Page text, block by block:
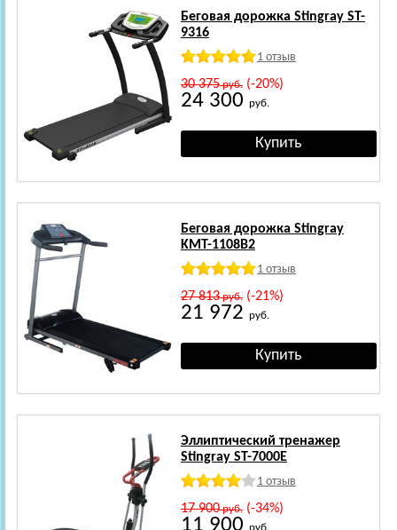
Беговая дорожка Stingray ST-
9316
1 отзыв
30 375руб.(-20%)
24 300 руб.
Беговая дорожка Stingray
KMT-1108B2
1 отзыв
27 813руб.(-21%)
21 972 руб.
Эллиптический тренажер
Stingray ST-7000E
1 отзыв
17 900руб.(-34%)
11 900 руб.